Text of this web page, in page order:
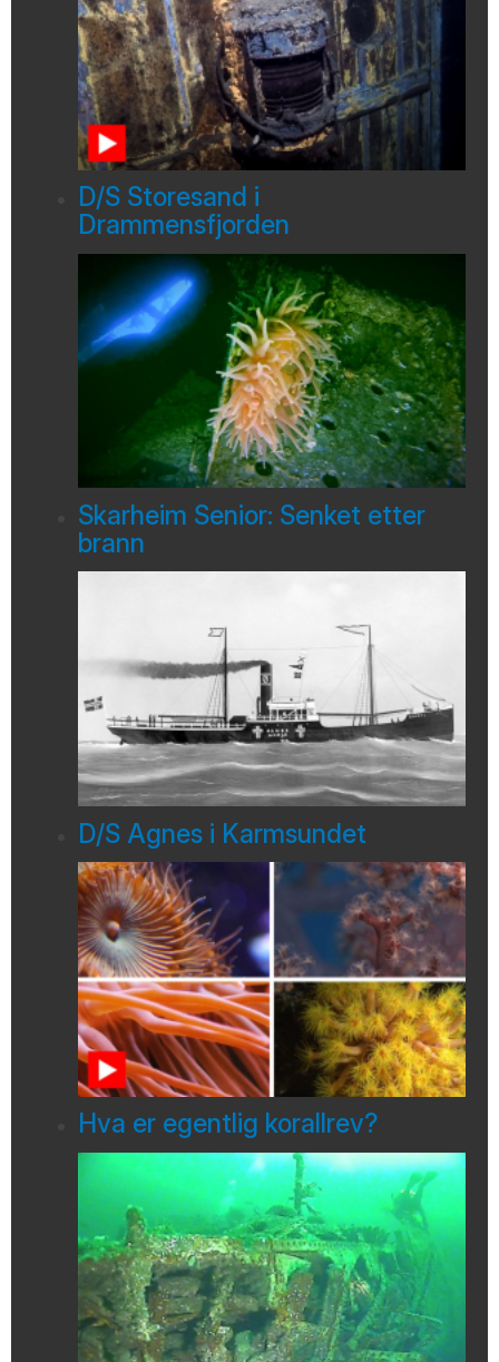
D/S Storesand i
Drammensfjorden
Skarheim Senior: Senket etter
brann
D/S Agnes i Karmsundet
Hva er egentlig korallrev?